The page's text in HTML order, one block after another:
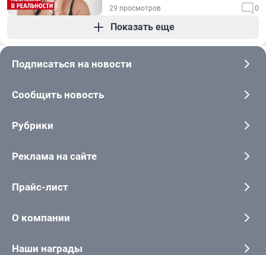
29 просмотров 0
Показать еще
Подписаться на новости
Сообщить новость
Рубрики
Реклама на сайте
Прайс-лист
О компании
Наши награды